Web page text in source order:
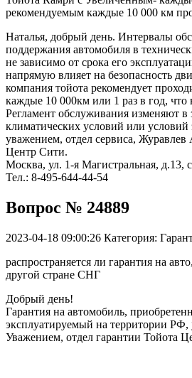
рекомендуемым каждые 10 000 км
Наталья, добрый день. Интервалы
поддержания автомобиля в
не зависимо от срока его
напрямую влияет на безопасность
компания тойота рекомендует
каждые 10 000км или 1 раз в год, что
Регламент обслуживания изменяют в
климатических условий или условий
уважением, отдел сервиса, Журавлев
Центр Сити.
Москва, ул. 1-я Магистральная, д.13,
Тел.: 8-495-644-44-54
Вопрос № 24889
2023-04-18 09:00:26 Категория:
распространяется ли гарантия на
другой стране СНГ
Добрый день!
Гарантия на автомобиль,
эксплуатируемый на территории РФ,
Уважением, отдел гарантии Тойота